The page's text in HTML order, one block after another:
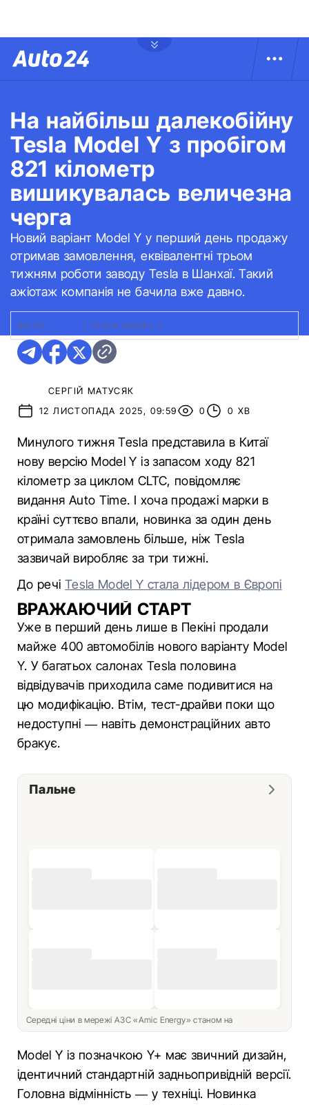
На найбільш далекобійну
Tesla Model Y з пробігом
821 кілометр
вишикувалась величезна
черга
Новий варіант Model Y у перший день продажу
отримав замовлення, еквівалентні трьом
тижням роботи заводу Tesla в Шанхаї. Такий
ажіотаж компанія не бачила вже давно.
ФОТО: TESLA MODEL Y
СЕРГІЙ МАТУСЯК
12 ЛИСТОПАДА 2025, 09:59
0 0 ХВ
Минулого тижня Tesla представила в Китаї
нову версію Model Y із запасом ходу 821
кілометр за циклом CLTC, повідомляє
видання Auto Time. І хоча продажі марки в
країні суттєво впали, новинка за один день
отримала замовлень більше, ніж Tesla
зазвичай виробляє за три тижні.
До речі Tesla Model Y стала лідером в Європі
ВРАЖАЮЧИЙ СТАРТ
Уже в перший день лише в Пекіні продали
майже 400 автомобілів нового варіанту Model
Y. У багатьох салонах Tesla половина
відвідувачів приходила саме подивитися на
цю модифікацію. Втім, тест-драйви поки що
недоступні — навіть демонстраційних авто
бракує.
Пальне
Середні ціни в мережі АЗС «Amic Energy» станом на
Model Y із позначкою Y+ має звичний дизайн,
ідентичний стандартній задньопривідній версії.
Головна відмінність — у техніці. Новинка